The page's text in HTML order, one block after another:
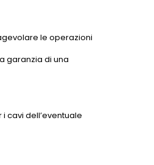
le operazioni
garanzia di una
cavi dell’eventuale